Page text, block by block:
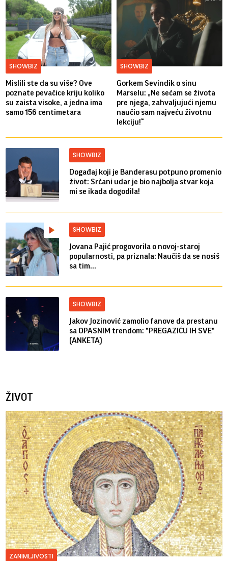
SHOWBIZ
Mislili ste da su više? Ove
poznate pevačice kriju koliko
su zaista visoke, a jedna ima
samo 156 centimetara
SHOWBIZ
Gorkem Sevindik o sinu
Marselu: „Ne sećam se života
pre njega, zahvaljujući njemu
naučio sam najveću životnu
lekciju!“
SHOWBIZ
Događaj koji je Banderasu potpuno promenio
život: Srčani udar je bio najbolja stvar koja
mi se ikada dogodila!
SHOWBIZ
Jovana Pajić progovorila o novoj-staroj
popularnosti, pa priznala: Naučiš da se nosiš
sa tim...
SHOWBIZ
Jakov Jozinović zamolio fanove da prestanu
sa OPASNIM trendom: "PREGAZIĆU IH SVE"
(ANKETA)
ŽIVOT
ZANIMLJIVOSTI